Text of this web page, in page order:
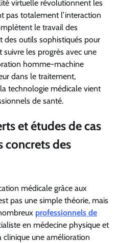
virtuelle révolutionnent les
pas totalement l’interaction
le travail des
des outils sophistiqués pour
les progrès avec une
homme-machine
dans le traitement,
technologie médicale vient
de santé.
et études de cas
concrets des
médicale grâce aux
pas une simple théorie, mais
professionnels de
en médecine physique et
clinique une amélioration